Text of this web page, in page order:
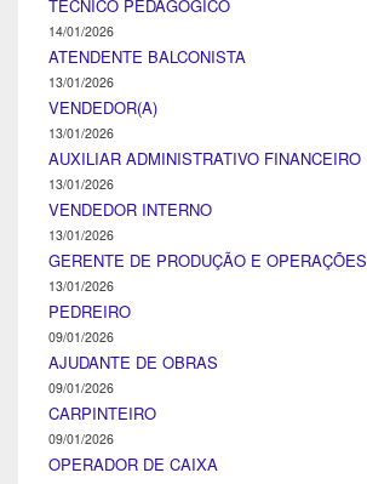
TÉCNICO PEDAGÓGICO
14/01/2026
ATENDENTE BALCONISTA
13/01/2026
VENDEDOR(A)
13/01/2026
AUXILIAR ADMINISTRATIVO FINANCEIRO
13/01/2026
VENDEDOR INTERNO
13/01/2026
GERENTE DE PRODUÇÃO E OPERAÇÕES
13/01/2026
PEDREIRO
09/01/2026
AJUDANTE DE OBRAS
09/01/2026
CARPINTEIRO
09/01/2026
OPERADOR DE CAIXA